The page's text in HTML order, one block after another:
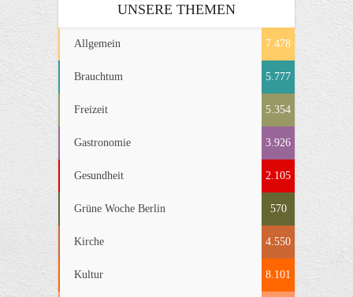
UNSERE THEMEN
Allgemein 7.478
Brauchtum 5.777
Freizeit 5.354
Gastronomie 3.926
Gesundheit 2.105
Grüne Woche Berlin 570
Kirche 4.550
Kultur 8.101